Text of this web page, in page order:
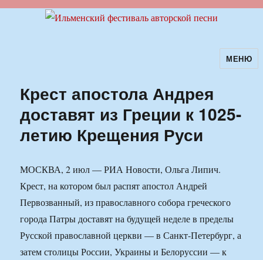
Ильменский фестиваль авторскойМЕНЮ
Крест апостола Андрея
доставят из Греции к 1025-
летию Крещения Руси
МОСКВА, 2 июл — РИА Новости, Ольга Липич.
Крест, на котором был распят апостол Андрей
Первозванный, из православного собора греческого
города Патры доставят на будущей неделе в пределы
Русской православной церкви — в Санкт-Петербург, а
затем столицы России, Украины и Белоруссии — к